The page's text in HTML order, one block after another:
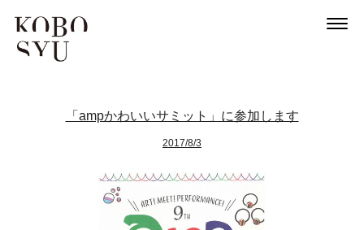
「ampかわいいサミット」に参加します
2017/8/3